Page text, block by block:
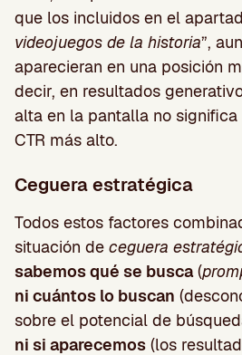
que los incluidos en el
videojuegos de la historia”,
aparecieran en una posición
decir, en resultados
alta en la pantalla no significa
CTR más alto.
Ceguera estratégica
Todos estos factores
situación de ceguera
sabemos qué se busca(
ni cuántos lo buscan
sobre el potencial de
ni si aparecemos (los